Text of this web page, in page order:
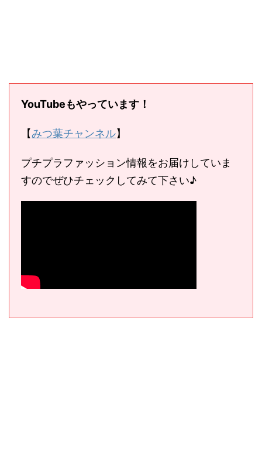
YouTubeもやっています！
【みつ葉チャンネル】
プチプラファッション情報をお届けしていま
すのでぜひチェックしてみて下さい♪